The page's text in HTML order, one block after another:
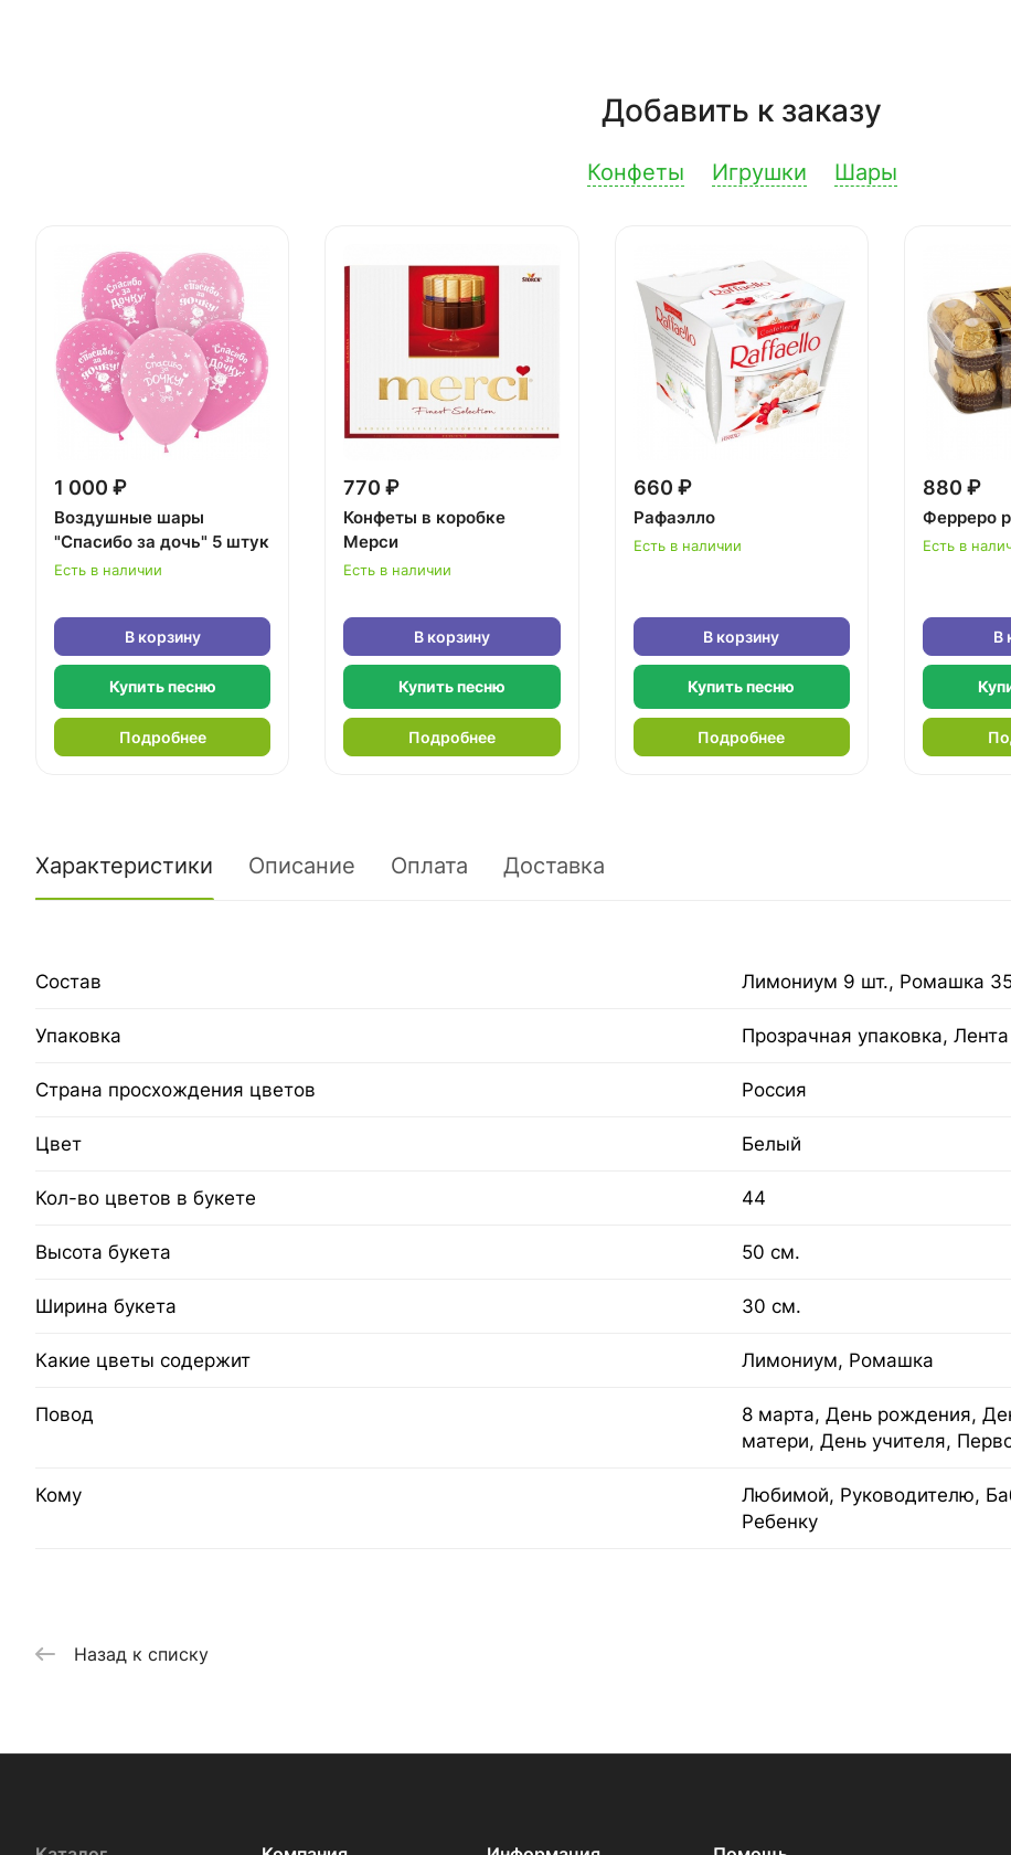
Добавить к заказу
Конфеты Игрушки Шары
1 000 ₽
Воздушные шары
"Спасибо за дочь" 5 штук
Есть в наличии
В корзину
Купить песню
Подробнее
770 ₽
Конфеты в коробке
Мерси
Есть в наличии
В корзину
Купить песню
Подробнее
660 ₽
Рафаэлло
Есть в наличии
В корзину
Купить песню
Подробнее
880 ₽
Ферреро
Есть в
В
Характеристики Описание Оплата Доставка
Состав Лимониум 9 шт., Ромашка
Упаковка Прозрачная упаковка, Лента
Страна просхождения цветов Россия
Цвет Белый
Кол-во цветов в букете 44
Высота букета 50 см.
Ширина букета 30 см.
Какие цветы содержит Лимониум, Ромашка
Повод
8 марта, День рождения,
матери, День учителя,
Кому
Любимой, Руководителю,
Ребенку
Назад к списку